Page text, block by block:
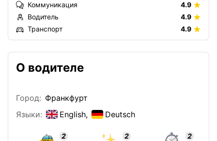
Коммуникация
4.9
Водитель
4.9
Транспорт
4.9
О водителе
Город: Франкфурт
Языки:
English, Deutsch
2 2 2